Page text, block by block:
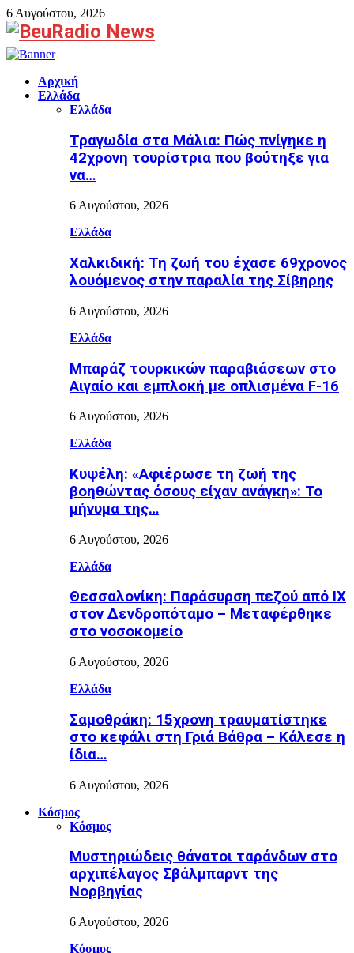
6 Αυγούστου, 2026
Facebook
Αρχική
Ελλάδα
Ελλάδα
Τραγωδία στα Μάλια: Πώς πνίγηκε η
42χρονη τουρίστρια που βούτηξε για
να…
6 Αυγούστου, 2026
Ελλάδα
Χαλκιδική: Τη ζωή του έχασε 69χρονος
λουόμενος στην παραλία της Σίβηρης
6 Αυγούστου, 2026
Ελλάδα
Μπαράζ τουρκικών παραβιάσεων στο
Αιγαίο και εμπλοκή με οπλισμένα F-16
6 Αυγούστου, 2026
Ελλάδα
Κυψέλη: «Αφιέρωσε τη ζωή της
βοηθώντας όσους είχαν ανάγκη»: Το
μήνυμα της…
6 Αυγούστου, 2026
Ελλάδα
Θεσσαλονίκη: Παράσυρση πεζού από ΙΧ
στον Δενδροπόταμο – Μεταφέρθηκε
στο νοσοκομείο
6 Αυγούστου, 2026
Ελλάδα
Σαμοθράκη: 15χρονη τραυματίστηκε
στο κεφάλι στη Γριά Βάθρα – Κάλεσε η
ίδια…
6 Αυγούστου, 2026
Κόσμος
Κόσμος
Μυστηριώδεις θάνατοι ταράνδων στο
αρχιπέλαγος Σβάλμπαρντ της
Νορβηγίας
6 Αυγούστου, 2026
Κόσμος